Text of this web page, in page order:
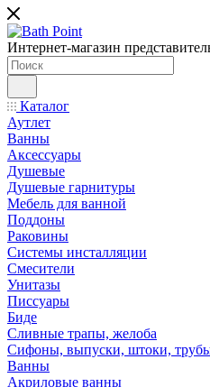
Интернет-магазин
Каталог
Аутлет
Ванны
Аксессуары
Душевые
Душевые гарнитуры
Мебель для ванной
Поддоны
Раковины
Системы инсталляции
Смесители
Унитазы
Писсуары
Биде
Сливные трапы, желоба
Сифоны, выпуски, штоки,
Ванны
Акриловые ванны